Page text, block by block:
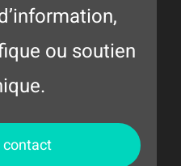
ou soutien
contact